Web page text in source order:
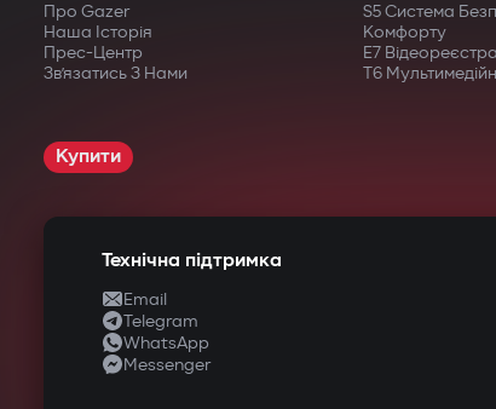
Про Gazer
Наша Історія
Прес-Центр
Зв’язатись З Нами
S5 Система
Комфорту
E7
T6
Купити
Технічна підтримка
Email
Telegram
WhatsApp
Messenger